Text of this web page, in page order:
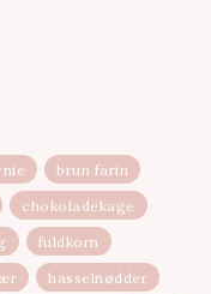
brun farin
chokoladekage
fuldkorn
hasselnødder